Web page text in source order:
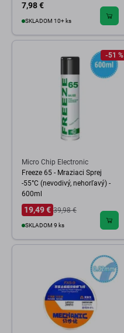
7,98 €
SKLADOM 10+ ks
-51 %
Micro Chip Electronic
Freeze 65 - Mraziaci Sprej
-55°C (nevodivý, nehorľavý) -
600ml
19,49 € 39,98 €
SKLADOM 9 ks